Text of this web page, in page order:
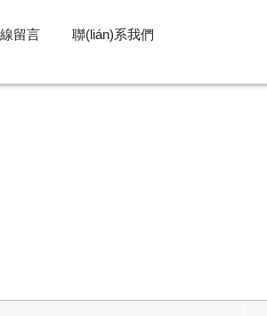
留言 聯(lián)系我們